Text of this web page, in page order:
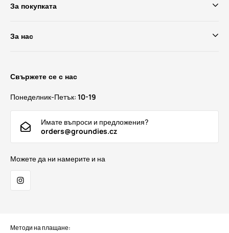
За покупката
За нас
Свържете се с нас
Понеделник-Петък: 10-19
Имате въпроси и предложения?
orders@groundies.cz
Можете да ни намерите и на
Методи на плащане: